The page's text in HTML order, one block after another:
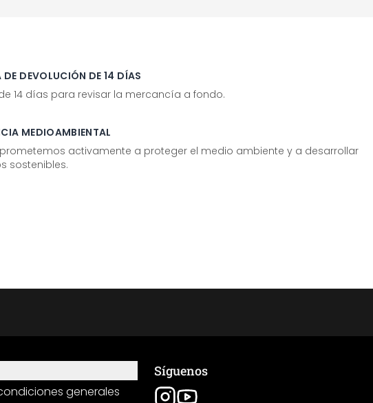
DEVOLUCIÓN DE 14 DÍAS
14 días para revisar la mercancía a fondo.
MEDIOAMBIENTAL
activamente a proteger el medio ambiente y a desarrollar
sostenibles.
generales
Síguenos